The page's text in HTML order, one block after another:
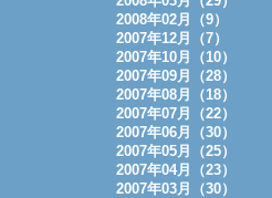
2008年02月（9）
2007年12月（7）
2007年10月（10）
2007年09月（28）
2007年08月（18）
2007年07月（22）
2007年06月（30）
2007年05月（25）
2007年04月（23）
2007年03月（30）